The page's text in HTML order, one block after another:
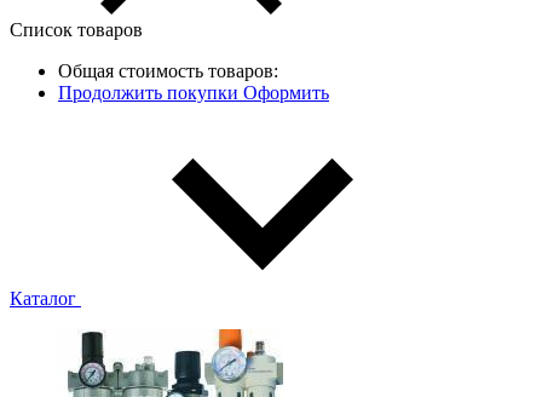
Список товаров
Общая стоимость товаров:
Продолжить покупки Оформить
Каталог